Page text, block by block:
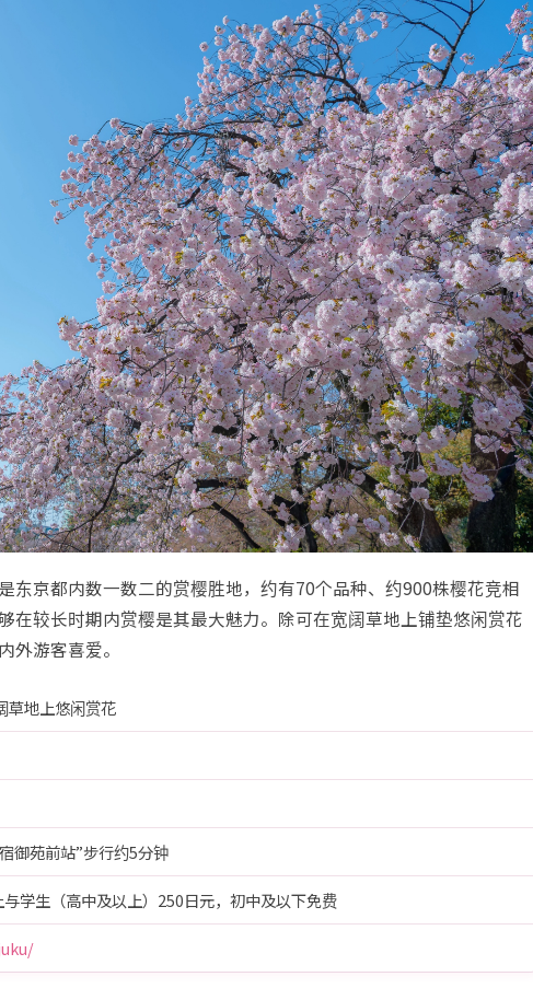
东京都内数一数二的赏樱胜地，约有70个品种、约900株樱花竞相
在较长时期内赏樱是其最大魅力。除可在宽阔草地上铺垫悠闲赏花
外游客喜爱。
草地上悠闲赏花
御苑前站”步行约5分钟
学生（高中及以上）250日元，初中及以下免费